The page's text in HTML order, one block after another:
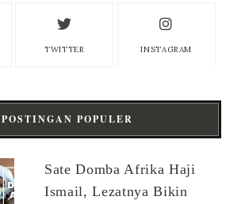
TWITTER INSTAGRAM
POSTINGAN POPULER
Sate Domba Afrika Haji
Ismail, Lezatnya Bikin